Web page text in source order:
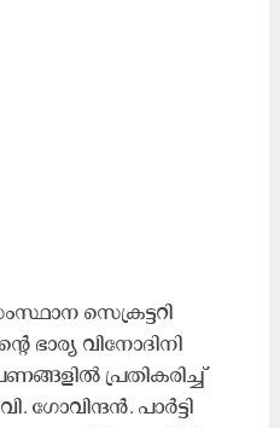
സെക്രട്ടറി
ഭാര്യ വിനോദിനി
പ്രതികരിച്ച്
ഗോവിന്ദൻ. പാർട്ടി